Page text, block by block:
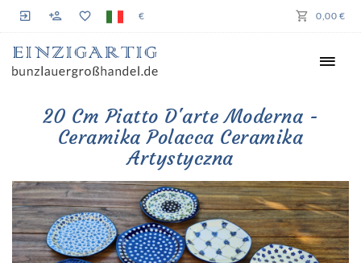
€ 0,00 €
20 Cm Piatto D'arte Moderna -
Ceramika Polacca Ceramika
Artystyczna